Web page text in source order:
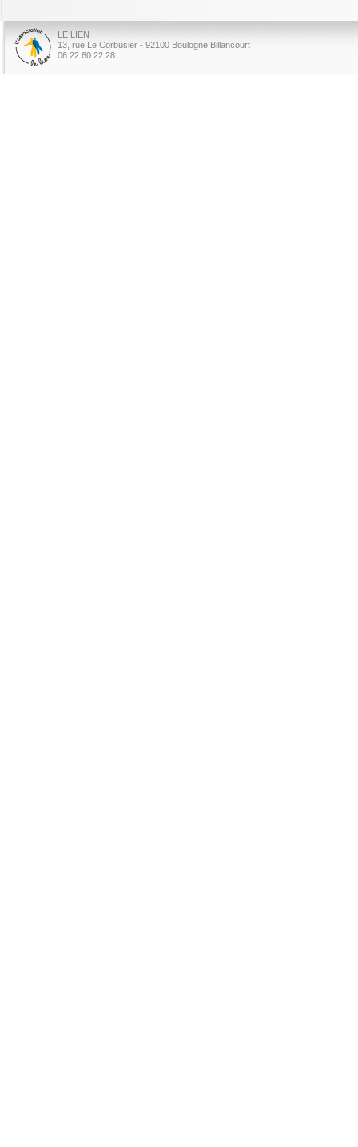
LE LIEN
13, rue Le Corbusier - 92100 Boulogne Billancourt
06 22 60 22 28